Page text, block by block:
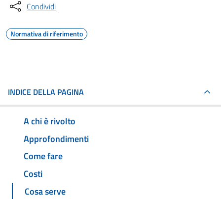
Condividi
Normativa di riferimento
INDICE DELLA PAGINA
A chi è rivolto
Approfondimenti
Come fare
Costi
Cosa serve